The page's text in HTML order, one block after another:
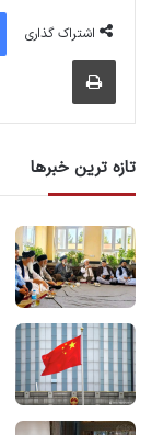
اشتراک گذاری
تازه ترین خبرها